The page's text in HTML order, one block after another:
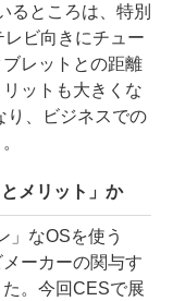
るところは、特別
ビ向きにチュー
レットとの距離
ットも大きくな
り、ビジネスでの
メリット」か
なOSを使う
ーカーの関与す
。今回CESで展